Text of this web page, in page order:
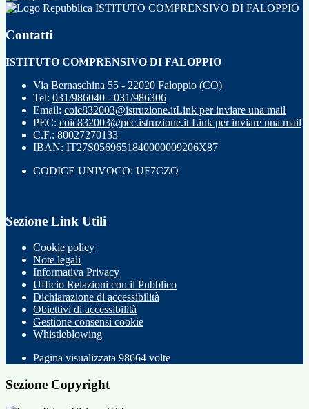
ISTITUTO COMPRENSIVO DI FALOPPIO
Contatti
ISTITUTO COMPRENSIVO DI FALOPPIO
Via Bernaschina 55 - 22020 Faloppio (CO)
Tel: 031/986040 - 031/986306
Email: coic832003@istruzione.itLink per inviare una mail
PEC: coic832003@pec.istruzione.it Link per inviare una mail
C.F.: 80027270133
IBAN: IT27S0569651840000009206X87
CODICE UNIVOCO: UF7CZO
Sezione Link Utili
Cookie policy
Note legali
Informativa Privacy
Ufficio Relazioni con il Pubblico
Dichiarazione di accessibilità
Obiettivi di accessibilità
Gestione consensi cookie
Whistleblowing
Pagina visualizzata 98664 volte
Sezione Copyright